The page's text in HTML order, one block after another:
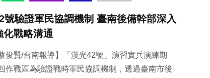
號驗證軍民協調機制 臺南後備幹部深入
化戰略溝通
俊賢/台南報導】「漢光42號」演習實兵演練期
作戰區為驗證戰時軍民協調機制，透過臺南市後